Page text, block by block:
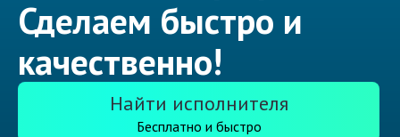
Сделаем быстро и
качественно!
Найти исполнителя
Бесплатно и быстро